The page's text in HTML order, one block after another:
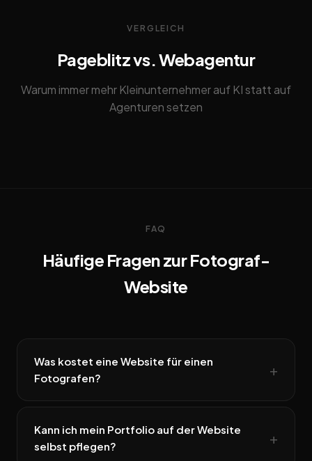
VERGLEICH
Pageblitz vs. Webagentur
Warum immer mehr Kleinunternehmer auf KI statt auf
Agenturen setzen
FAQ
Häufige Fragen zur Fotograf-
Website
Was kostet eine Website für einen
Fotografen?
Kann ich mein Portfolio auf der Website
selbst pflegen?